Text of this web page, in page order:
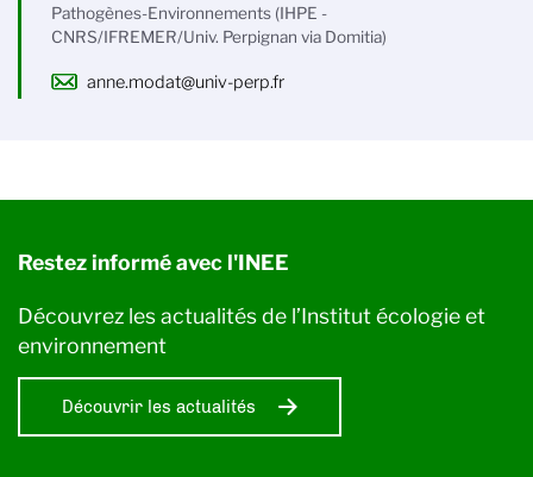
Pathogènes-Environnements (IHPE -
CNRS/IFREMER/Univ. Perpignan via Domitia)
anne.modat@univ-perp.fr
Restez informé avec l'INEE
Découvrez les actualités de l’Institut écologie et
environnement
Découvrir les actualités